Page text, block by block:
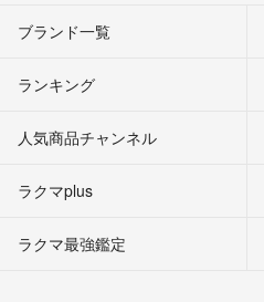
ブランド一覧
ランキング
人気商品チャンネル
ラクマplus
ラクマ最強鑑定